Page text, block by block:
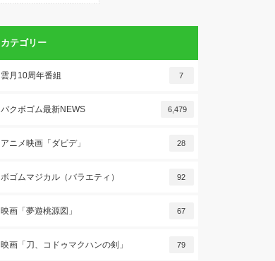
カテゴリー
雲月10周年番組 7
パクボゴム最新NEWS 6,479
アニメ映画「ダビデ」 28
ボゴムマジカル（バラエティ） 92
映画「夢遊桃源図」 67
映画「刀、コドゥマクハンの剣」 79